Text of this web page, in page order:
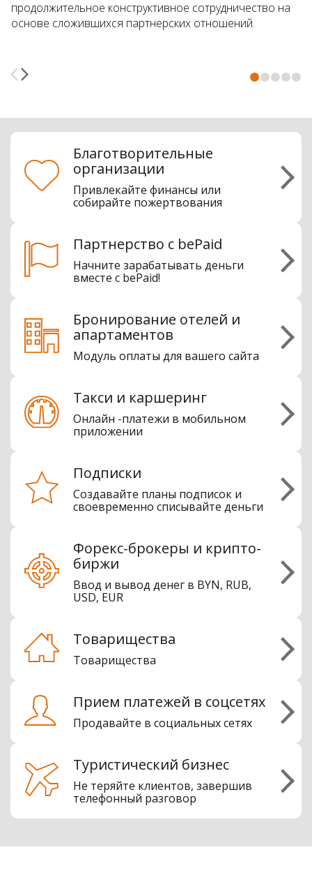
продолжительное конструктивное сотрудничество на
основе сложившихся партнерских отношений.
Благотворительные
организации
Привлекайте финансы или
собирайте пожертвования
Партнерство с bePaid
Начните зарабатывать деньги
вместе с bePaid!
Бронирование отелей и
апартаментов
Модуль оплаты для вашего сайта
Такси и каршеринг
Онлайн -платежи в мобильном
приложении
Подписки
Создавайте планы подписок и
своевременно списывайте деньги
Форекс-брокеры и крипто-
биржи
Ввод и вывод денег в BYN, RUB,
USD, EUR
Товарищества
Товарищества
Прием платежей в соцсетях
Продавайте в социальных сетях
Туристический бизнес
Не теряйте клиентов, завершив
телефонный разговор